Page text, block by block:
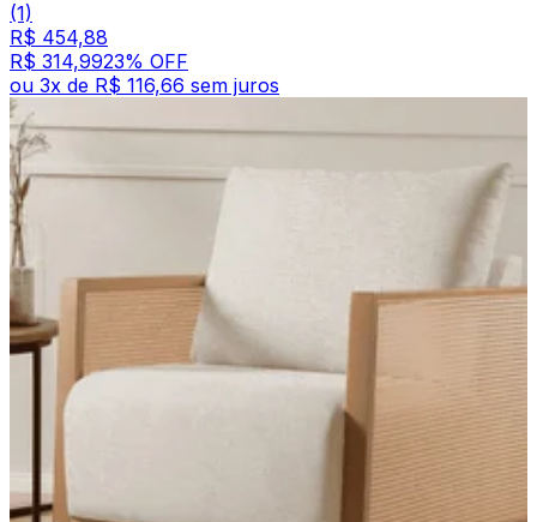
(1)
R$ 454,88
R$ 314,9923% OFF
ou 3x de R$ 116,66 sem juros